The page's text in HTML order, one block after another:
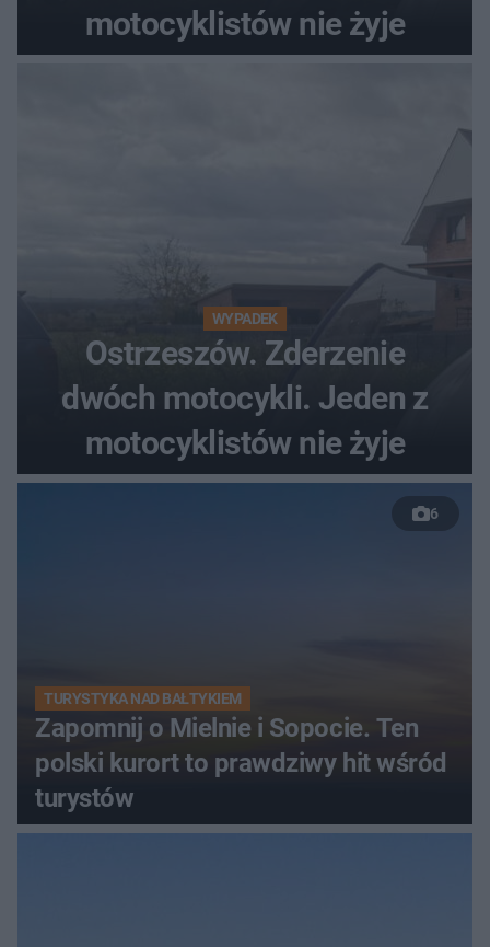
motocyklistów nie żyje
WYPADEK
Ostrzeszów. Zderzenie
dwóch motocykli. Jeden z
motocyklistów nie żyje
6
TURYSTYKA NAD BAŁTYKIEM
Zapomnij o Mielnie i Sopocie. Ten
polski kurort to prawdziwy hit wśród
turystów